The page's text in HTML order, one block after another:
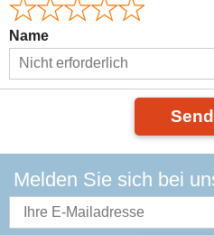
Name
Melden Sie sich bei